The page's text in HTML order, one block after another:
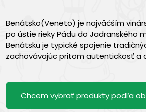
Benátsko(Veneto) je najväčším
po ústie rieky Pádu do Jadranského
Benátsku je typické spojenie
zachovávajúc pritom autentickosť a
Chcem vybrať produkty podľa